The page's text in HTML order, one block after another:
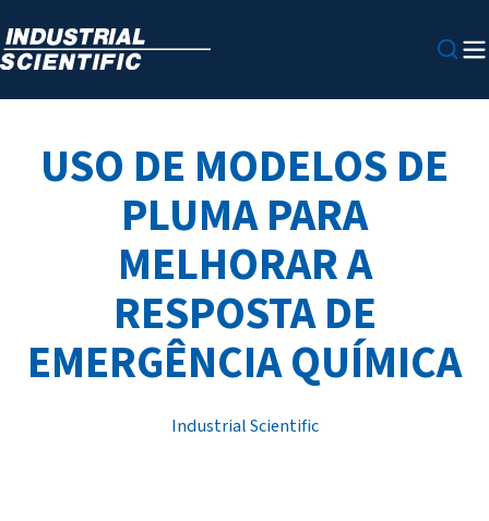
USO DE MODELOS DE
PLUMA PARA
MELHORAR A
RESPOSTA DE
EMERGÊNCIA QUÍMICA
Industrial Scientific